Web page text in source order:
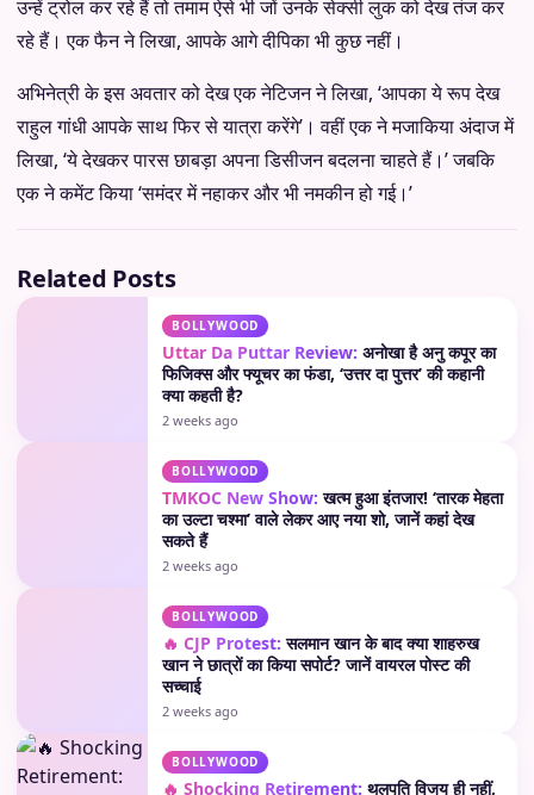
उन्हें ट्रोल कर रहे हैं तो तमाम ऐसे भी जों उनके सेक्सी लुक को देख तंज कर
रहे हैं। एक फैन ने लिखा, आपके आगे दीपिका भी कुछ नहीं।
अभिनेत्री के इस अवतार को देख एक नेटिजन ने लिखा, ‘आपका ये रूप देख
राहुल गांधी आपके साथ फिर से यात्रा करेंगे’। वहीं एक ने मजाकिया अंदाज में
लिखा, ‘ये देखकर पारस छाबड़ा अपना डिसीजन बदलना चाहते हैं।’ जबकि
एक ने कमेंट किया ‘समंदर में नहाकर और भी नमकीन हो गई।’
Related Posts
BOLLYWOOD
Uttar Da Puttar Review: अनोखा है अनु कपूर का
फिजिक्स और फ्यूचर का फंडा, ‘उत्तर दा पुत्तर’ की कहानी
क्या कहती है?
2 weeks ago
BOLLYWOOD
TMKOC New Show: खत्म हुआ इंतजार! ‘तारक मेहता
का उल्टा चश्मा’ वाले लेकर आए नया शो, जानें कहां देख
सकते हैं
2 weeks ago
BOLLYWOOD
🔥 CJP Protest: सलमान खान के बाद क्या शाहरुख
खान ने छात्रों का किया सपोर्ट? जानें वायरल पोस्ट की
सच्चाई
2 weeks ago
BOLLYWOOD
🔥 Shocking Retirement: थलपति विजय ही नहीं,